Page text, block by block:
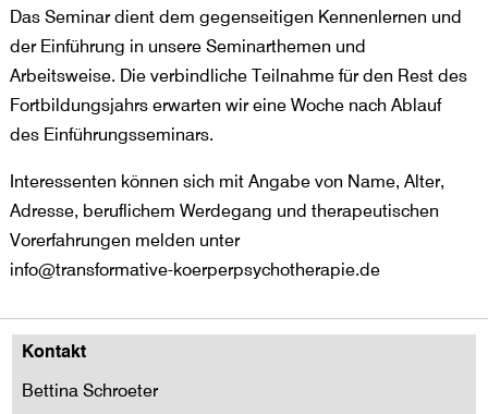
Das Seminar dient dem gegenseitigen Kennenlernen und
der Einführung in unsere Seminarthemen und
Arbeitsweise. Die verbindliche Teilnahme für den Rest des
Fortbildungsjahrs erwarten wir eine Woche nach Ablauf
des Einführungsseminars.
Interessenten können sich mit Angabe von Name, Alter,
Adresse, beruflichem Werdegang und therapeutischen
Vorerfahrungen melden unter
info@transformative-koerperpsychotherapie.de
Kontakt
Bettina Schroeter